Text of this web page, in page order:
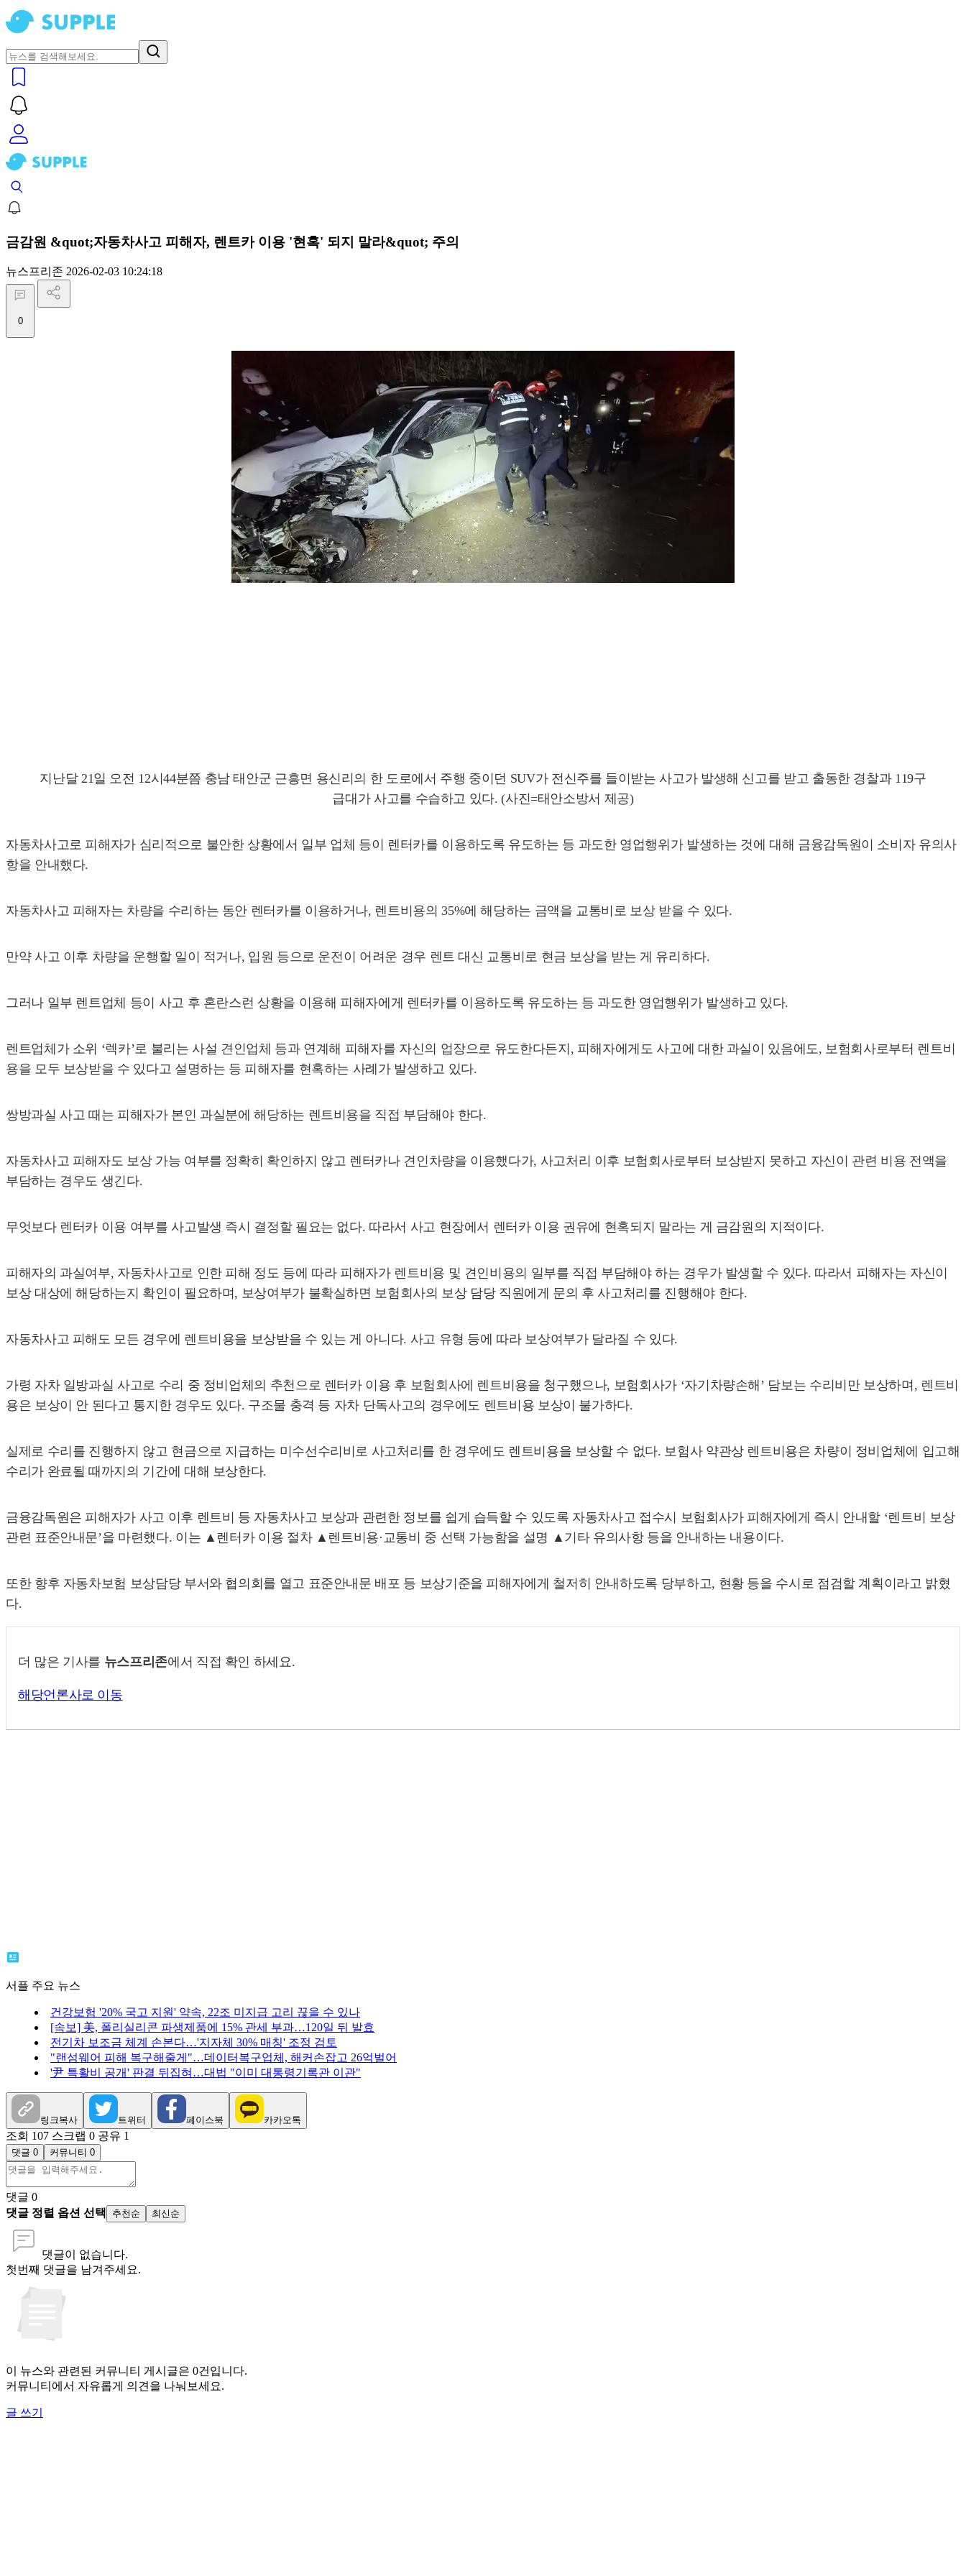
금감원 &quot;자동차사고 피해자, 렌트카 이용 '현혹' 되지 말라&quot; 주의
뉴스프리존 2026-02-03 10:24:18
0
지난달 21일 오전 12시44분쯤 충남 태안군 근흥면 용신리의 한 도로에서 주행 중이던 SUV가 전신주를 들이받는 사고가 발생해 신고를 받고 출동한 경찰과 119구
급대가 사고를 수습하고 있다. (사진=태안소방서 제공)
자동차사고로 피해자가 심리적으로 불안한 상황에서 일부 업체 등이 렌터카를 이용하도록 유도하는 등 과도한 영업행위가 발생하는 것에 대해 금융감독원이 소비자 유의사
항을 안내했다.
자동차사고 피해자는 차량을 수리하는 동안 렌터카를 이용하거나, 렌트비용의 35%에 해당하는 금액을 교통비로 보상 받을 수 있다.
만약 사고 이후 차량을 운행할 일이 적거나, 입원 등으로 운전이 어려운 경우 렌트 대신 교통비로 현금 보상을 받는 게 유리하다.
그러나 일부 렌트업체 등이 사고 후 혼란스런 상황을 이용해 피해자에게 렌터카를 이용하도록 유도하는 등 과도한 영업행위가 발생하고 있다.
렌트업체가 소위 ‘렉카’로 불리는 사설 견인업체 등과 연계해 피해자를 자신의 업장으로 유도한다든지, 피해자에게도 사고에 대한 과실이 있음에도, 보험회사로부터 렌트비
용을 모두 보상받을 수 있다고 설명하는 등 피해자를 현혹하는 사례가 발생하고 있다.
쌍방과실 사고 때는 피해자가 본인 과실분에 해당하는 렌트비용을 직접 부담해야 한다.
자동차사고 피해자도 보상 가능 여부를 정확히 확인하지 않고 렌터카나 견인차량을 이용했다가, 사고처리 이후 보험회사로부터 보상받지 못하고 자신이 관련 비용 전액을
부담하는 경우도 생긴다.
무엇보다 렌터카 이용 여부를 사고발생 즉시 결정할 필요는 없다. 따라서 사고 현장에서 렌터카 이용 권유에 현혹되지 말라는 게 금감원의 지적이다.
피해자의 과실여부, 자동차사고로 인한 피해 정도 등에 따라 피해자가 렌트비용 및 견인비용의 일부를 직접 부담해야 하는 경우가 발생할 수 있다. 따라서 피해자는 자신이
보상 대상에 해당하는지 확인이 필요하며, 보상여부가 불확실하면 보험회사의 보상 담당 직원에게 문의 후 사고처리를 진행해야 한다.
자동차사고 피해도 모든 경우에 렌트비용을 보상받을 수 있는 게 아니다. 사고 유형 등에 따라 보상여부가 달라질 수 있다.
가령 자차 일방과실 사고로 수리 중 정비업체의 추천으로 렌터카 이용 후 보험회사에 렌트비용을 청구했으나, 보험회사가 ‘자기차량손해’ 담보는 수리비만 보상하며, 렌트비
용은 보상이 안 된다고 통지한 경우도 있다. 구조물 충격 등 자차 단독사고의 경우에도 렌트비용 보상이 불가하다.
실제로 수리를 진행하지 않고 현금으로 지급하는 미수선수리비로 사고처리를 한 경우에도 렌트비용을 보상할 수 없다. 보험사 약관상 렌트비용은 차량이 정비업체에 입고해
수리가 완료될 때까지의 기간에 대해 보상한다.
금융감독원은 피해자가 사고 이후 렌트비 등 자동차사고 보상과 관련한 정보를 쉽게 습득할 수 있도록 자동차사고 접수시 보험회사가 피해자에게 즉시 안내할 ‘렌트비 보상
관련 표준안내문’을 마련했다. 이는 ▲렌터카 이용 절차 ▲렌트비용·교통비 중 선택 가능함을 설명 ▲기타 유의사항 등을 안내하는 내용이다.
또한 향후 자동차보험 보상담당 부서와 협의회를 열고 표준안내문 배포 등 보상기준을 피해자에게 철저히 안내하도록 당부하고, 현황 등을 수시로 점검할 계획이라고 밝혔
다.
더 많은 기사를 뉴스프리존에서 직접 확인 하세요.
해당언론사로 이동
서플 주요 뉴스
건강보험 '20% 국고 지원' 약속, 22조 미지급 고리 끊을 수 있나
[속보] 美, 폴리실리콘 파생제품에 15% 관세 부과…120일 뒤 발효
전기차 보조금 체계 손본다…'지자체 30% 매칭' 조정 검토
"랜섬웨어 피해 복구해줄게"…데이터복구업체, 해커손잡고 26억벌어
'尹 특활비 공개' 판결 뒤집혀…대법 "이미 대통령기록관 이관"
링크복사 트위터 페이스북 카카오톡
조회 107 스크랩 0 공유 1
댓글 0 커뮤니티 0
댓글 0
댓글 정렬 옵션 선택
추천순 최신순
댓글이 없습니다.
첫번째 댓글을 남겨주세요.
이 뉴스와 관련된 커뮤니티 게시글은 0건입니다.
커뮤니티에서 자유롭게 의견을 나눠보세요.
글 쓰기